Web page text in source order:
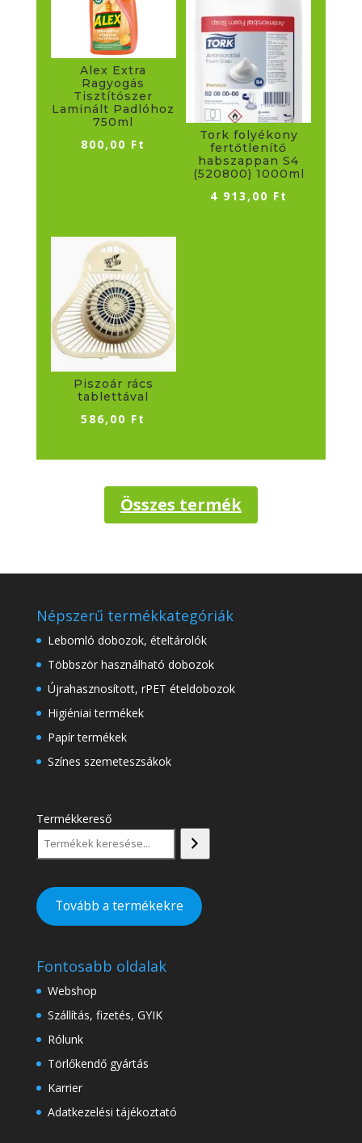
Alex Extra
Ragyogás
Tisztítószer
Laminált Padlóhoz
750ml
800,00 Ft
Tork folyékony
fertőtlenítő
habszappan S4
(520800) 1000ml
4 913,00 Ft
Piszoár rács
tablettával
586,00 Ft
Összes termék
Népszerű termékkategóriák
Lebomló dobozok, ételtárolók
Többször használható dobozok
Újrahasznosított, rPET ételdobozok
Higiéniai termékek
Papír termékek
Színes szemeteszsákok
Termékkereső
Tovább a termékekre
Fontosabb oldalak
Webshop
Szállítás, fizetés, GYIK
Rólunk
Törlőkendő gyártás
Karrier
Adatkezelési tájékoztató